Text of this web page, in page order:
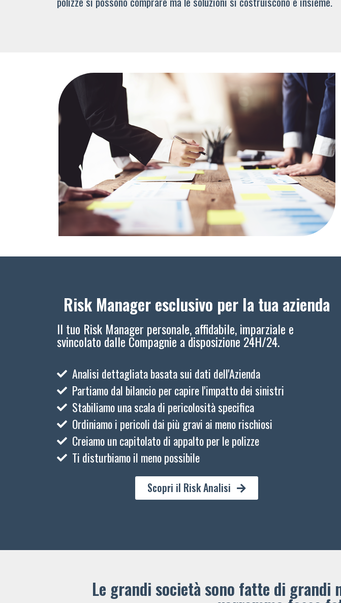
Risk Manager esclusivo per la tua azienda
Il tuo Risk Manager personale, affidabile, imparziale e
svincolato dalle Compagnie a disposizione 24H/24.
Analisi dettagliata basata sui dati dell'Azienda
Partiamo dal bilancio per capire l'impatto dei sinistri
Stabiliamo una scala di pericolosità specifica
Ordiniamo i pericoli dai più gravi ai meno rischiosi
Creiamo un capitolato di appalto per le polizze
Ti disturbiamo il meno possibile
Scopri il Risk Analisi
Le grandi società sono fatte di